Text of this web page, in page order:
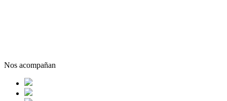
Nos acompañan